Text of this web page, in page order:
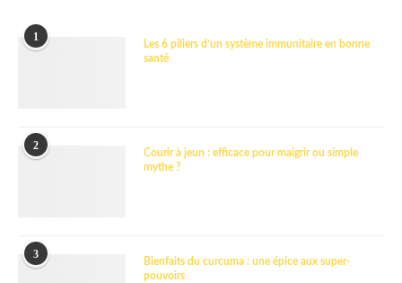
1
Les 6 piliers d’un système immunitaire en bonne
santé
2
Courir à jeun : efficace pour maigrir ou simple
mythe ?
3
Bienfaits du curcuma : une épice aux super-
pouvoirs